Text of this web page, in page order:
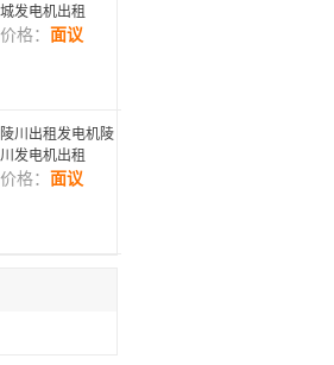
城发电机出租
价格： 面议
陵川出租发电机陵
川发电机出租
价格： 面议